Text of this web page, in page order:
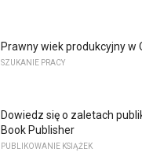
Prawny wiek produkcyjny w
SZUKANIE PRACY
Dowiedz się o zaletach
Book Publisher
PUBLIKOWANIE KSIĄŻEK